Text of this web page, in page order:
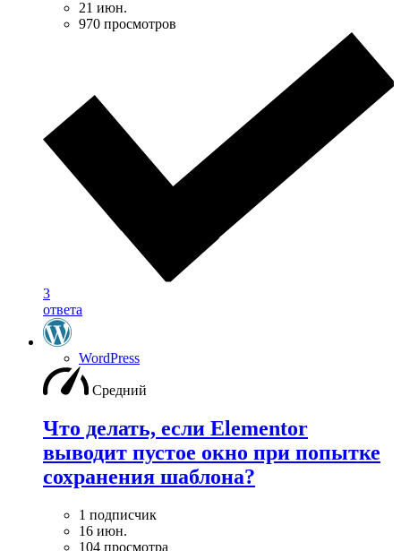
21 июн.
970 просмотров
3
ответа
WordPress
Средний
Что делать, если Elementor
выводит пустое окно при попытке
сохранения шаблона?
1 подписчик
16 июн.
104 просмотра